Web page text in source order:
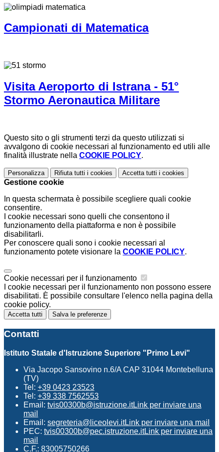
Campionati di Matematica
Visita Aeroporto di Istrana - 51°
Stormo Aeronautica Militare
Questo sito o gli strumenti terzi da questo utilizzati si
avvalgono di cookie necessari al funzionamento ed utili alle
finalità illustrate nella COOKIE POLICY.
Personalizza Rifiuta tutti i cookies Accetta tutti i cookies
Gestione cookie
In questa schermata è possibile scegliere quali cookie
consentire.
I cookie necessari sono quelli che consentono il
funzionamento della piattaforma e non è possibile
disabilitarli.
Per conoscere quali sono i cookie necessari al
funzionamento potete visionare la COOKIE POLICY.
Cookie necessari per il funzionamento
I cookie necessari per il funzionamento non possono essere
disabilitati. È possibile consultare l'elenco nella pagina della
cookie policy.
Accetta tutti Salva le preferenze
Contatti
Istituto Statale d'Istruzione Superiore "Primo Levi"
Via Jacopo Sansovino n.6/A CAP 31044 Montebelluna
(TV)
Tel: +39 0423 23523
Tel: +39 338 7562553
Email: tvis00300b@istruzione.itLink per inviare una
mail
Email: segreteria@liceolevi.itLink per inviare una mail
PEC: tvis00300b@pec.istruzione.itLink per inviare una
mail
C.F.: 83005750266